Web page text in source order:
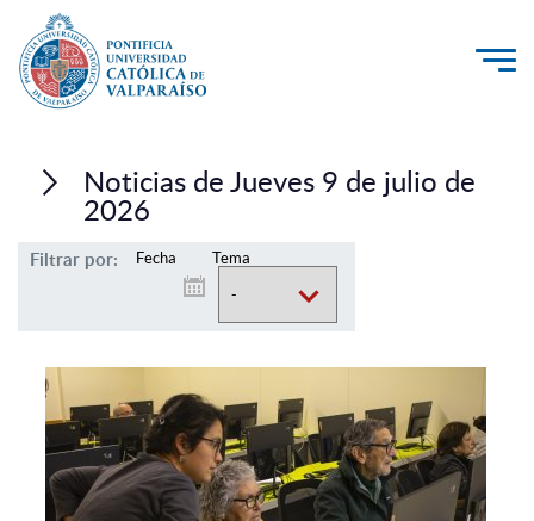
Investigación, Creación e Innovación
Vinculación con el Medio
Admisión
Pregrado
Postgrado
Noticias de Jueves 9 de julio de
2026
Filtrar por: Fecha Tema